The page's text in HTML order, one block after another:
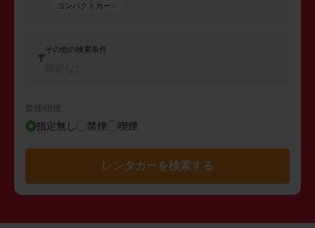
コンパクトカー
その他の検索条件
禁煙/喫煙
指定無し 禁煙 喫煙
レンタカーを検索する